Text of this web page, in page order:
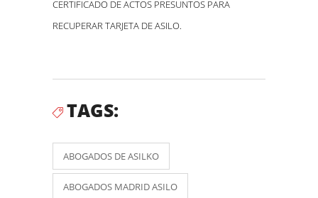
CERTIFICADO DE ACTOS PRESUNTOS PARA
RECUPERAR TARJETA DE ASILO.
TAGS:
ABOGADOS DE ASILKO
ABOGADOS MADRID ASILO